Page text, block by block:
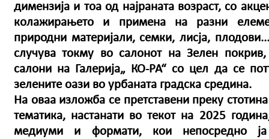
димензија и тоа од најраната возраст, со
колажирањето и примена на разни
природни материјали, семки, лисја,
случува токму во салонот на Зелен
салони на Галерија„ КО-РА“ со цел да се
зелените оази во урбаната градска средина.
На оваа изложба се претставени преку
тематика, настанати во текот на 2025
медиуми и формати, кои непосредно ја